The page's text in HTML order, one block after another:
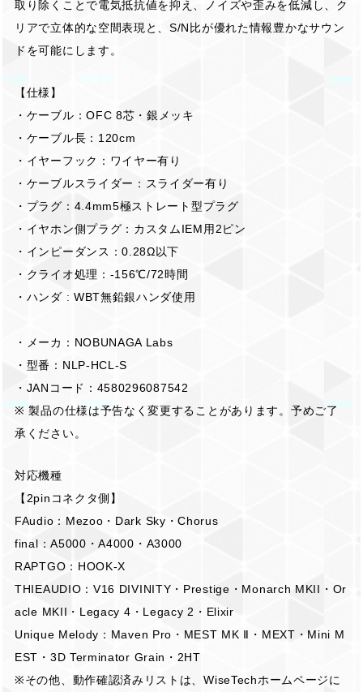
取り除くことで電気抵抗値を抑え、ノイズや歪みを低減し、ク
リアで立体的な空間表現と、S/N比が優れた情報豊かなサウン
ドを可能にします。
【仕様】
・ケーブル：OFC 8芯・銀メッキ
・ケーブル長：120cm
・イヤーフック：ワイヤー有り
・ケーブルスライダー：スライダー有り
・プラグ：4.4mm5極ストレート型プラグ
・イヤホン側プラグ：カスタムIEM用2ピン
・インピーダンス：0.28Ω以下
・クライオ処理：-156℃/72時間
・ハンダ : WBT無鉛銀ハンダ使用
・メーカ：NOBUNAGA Labs
・型番：NLP-HCL-S
・JANコード：4580296087542
※ 製品の仕様は予告なく変更することがあります。予めご了
承ください。
対応機種
【2pinコネクタ側】
FAudio：Mezoo・Dark Sky・Chorus
final：A5000・A4000・A3000
RAPTGO：HOOK-X
THIEAUDIO：V16 DIVINITY・Prestige・Monarch MKII・Or
acle MKII・Legacy 4・Legacy 2・Elixir
Unique Melody：Maven Pro・MEST MK Ⅱ・MEXT・Mini M
EST・3D Terminator Grain・2HT
※その他、動作確認済みリストは、WiseTechホームページに